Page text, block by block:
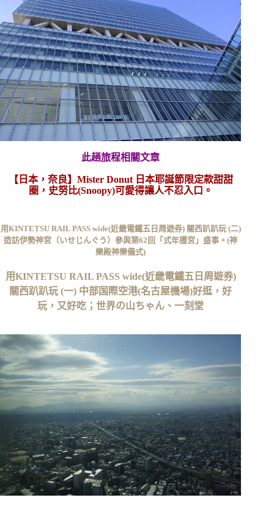
此趟旅程相關文章
【日本，奈良】Mister Donut 日本耶誕節限定款甜甜
圈，史努比(Snoopy)可愛得讓人不忍入口。
用KINTETSU RAIL PASS wide(近畿電鐵五日周遊券) 關西趴趴玩 (二)
造訪伊勢神宮（いせじんぐう）參與第62回「式年遷宮」盛事。(神
樂殿神樂儀式)
用KINTETSU RAIL PASS wide(近畿電鐵五日周遊券)
關西趴趴玩 (一) 中部国際空港(名古屋機場)好逛，好
玩，又好吃；世界の山ちゃん、一刻堂